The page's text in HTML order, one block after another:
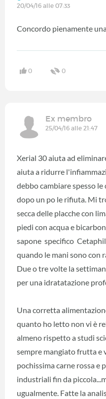
20/04/16 alle 07:33
Concordo pienamente
0 0
Ex membro
25/04/16 alle 21:47
Xerial 30 aiuta ad
aiuta a ridurre
debbo cambiare spesso
dopo un po le rifiuta. Mi
secca delle placche con
piedi con acqua e
sapone specifico Cetaphil
quando le mani sono con
Due o tre volte la
per una idratatazione
Una corretta
quanto ho letto non vi è
almeno rispetto a studi
sempre mangiato frutta e
pochissima carne rossa
industriali fin da
ugualmente. Fatte la